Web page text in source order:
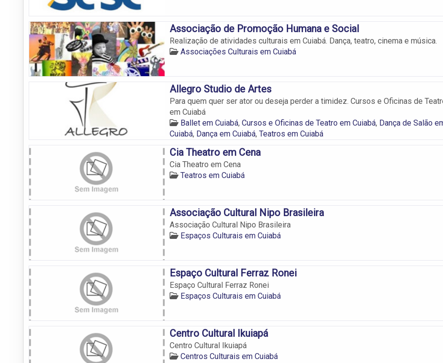
Associação de Promoção Humana e Social
Realização de atividades culturais em Cuiabá. Dança, teatro, cinema e música.
Associações Culturais em Cuiabá
Allegro Studio de Artes
Para quem quer ser ator ou deseja perder a timidez. Cursos e Oficinas de
em Cuiabá
Ballet em Cuiabá, Cursos e Oficinas de Teatro em Cuiabá, Dança de Salão
Cuiabá, Dança em Cuiabá, Teatros em Cuiabá
Cia Theatro em Cena
Cia Theatro em Cena
Teatros em Cuiabá
Associação Cultural Nipo Brasileira
Associação Cultural Nipo Brasileira
Espaços Culturais em Cuiabá
Espaço Cultural Ferraz Ronei
Espaço Cultural Ferraz Ronei
Espaços Culturais em Cuiabá
Centro Cultural Ikuiapá
Centro Cultural Ikuiapá
Centros Culturais em Cuiabá